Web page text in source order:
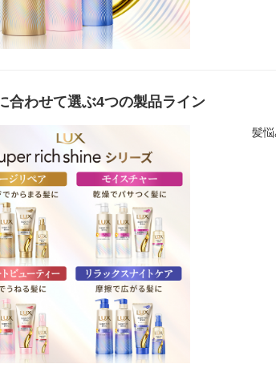
合わせて選ぶ4つの製品ライン
髪